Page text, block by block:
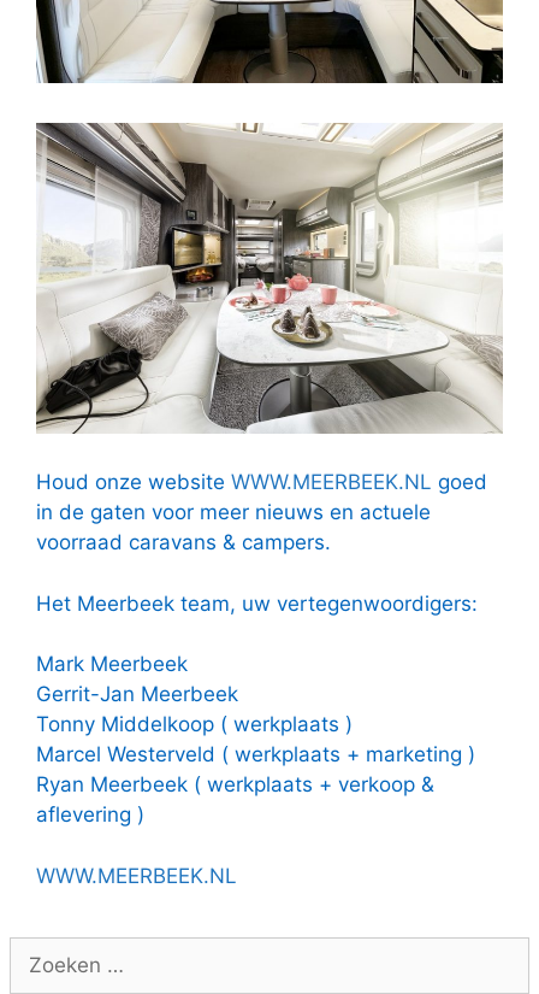
Houd onze website WWW.MEERBEEK.NL goed
in de gaten voor meer nieuws en actuele
voorraad caravans & campers.
Het Meerbeek team, uw vertegenwoordigers:
Mark Meerbeek
Gerrit-Jan Meerbeek
Tonny Middelkoop ( werkplaats )
Marcel Westerveld ( werkplaats + marketing )
Ryan Meerbeek ( werkplaats + verkoop &
aflevering )
WWW.MEERBEEK.NL
naar: